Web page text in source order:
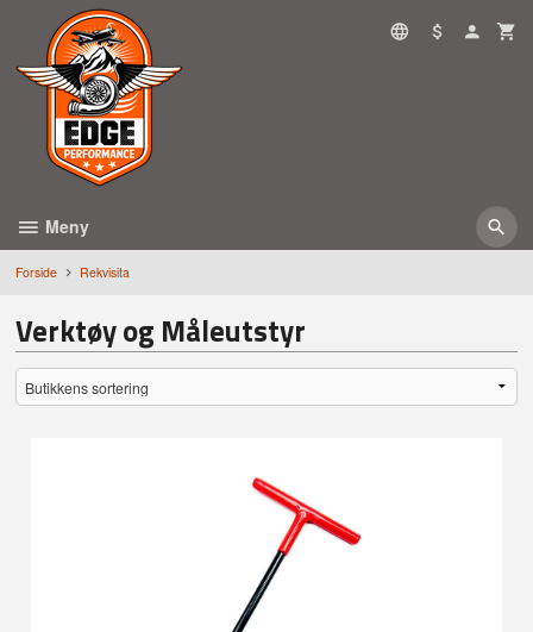
innholdet
Meny
Forside Rekvisita
Verktøy og Måleutstyr